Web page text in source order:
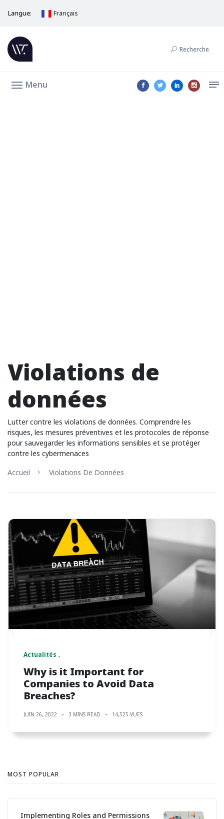
Langue: Français
Recherche
Menu
Violations de
données
Lutter contre les violations de données. Comprendre les
risques, les mesures préventives et les protocoles de réponse
pour sauvegarder les informations sensibles et se protéger
contre les cybermenaces
Accueil
Violations De Données
Actualités
Why is it Important for
Companies to Avoid Data
Breaches?
JUIN 26, 2022 3 MINS READ 14,525 VUES
MOST POPULAR
Implementing Roles and Permissions